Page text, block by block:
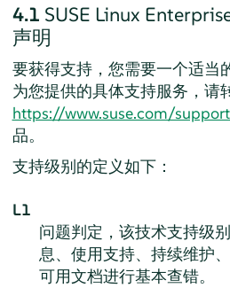
4.1 SUSE Linux
声明
要获得支持，您需要一个适当
为您提供的具体支持服务，请
https://www.suse.com/
品。
支持级别的定义如下：
L1
问题判定，该技术支持级
息、使用支持、持续维护
可用文档进行基本查错。